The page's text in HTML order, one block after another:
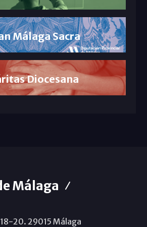
Málaga Sacra
Diocesana
Málaga
20. 29015 Málaga